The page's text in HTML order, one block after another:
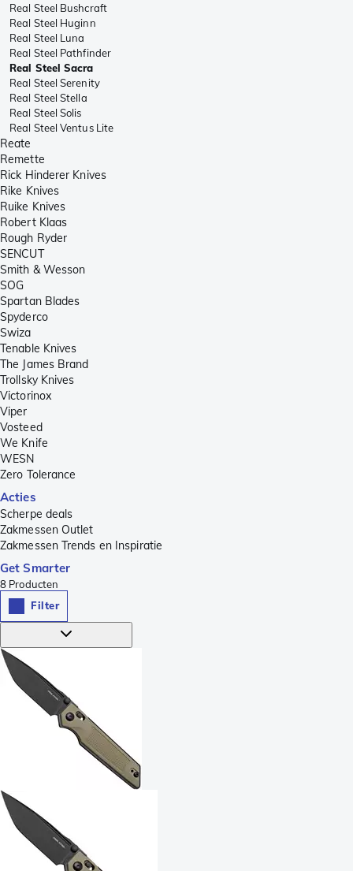
Real Steel Bushcraft
Real Steel Huginn
Real Steel Luna
Real Steel Pathfinder
Real Steel Sacra
Real Steel Serenity
Real Steel Stella
Real Steel Solis
Real Steel Ventus Lite
Reate
Remette
Rick Hinderer Knives
Rike Knives
Ruike Knives
Robert Klaas
Rough Ryder
SENCUT
Smith & Wesson
SOG
Spartan Blades
Spyderco
Swiza
Tenable Knives
The James Brand
Trollsky Knives
Victorinox
Viper
Vosteed
We Knife
WESN
Zero Tolerance
Acties
Scherpe deals
Zakmessen Outlet
Zakmessen Trends en Inspiratie
Get Smarter
8 Producten
Filter